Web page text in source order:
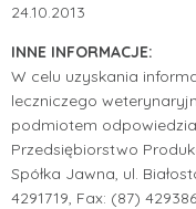
24.10.2013
INNE INFORMACJE:
W celu uzyskania
leczniczego
podmiotem
Przedsiębiorstwo
Spółka Jawna, ul.
4291719, Fax: (87)